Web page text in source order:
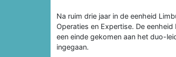
Na ruim drie jaar in de eenheid
Operaties en Expertise. De
een einde gekomen aan het duo-
ingegaan.